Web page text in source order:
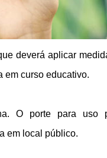
deverá aplicar
em curso educativo.
O porte para uso
em local público.